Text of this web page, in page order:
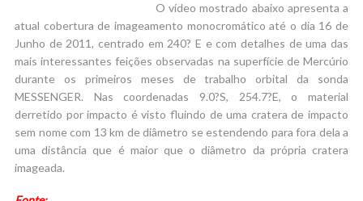
O vídeo mostrado abaixo apresenta a
atual cobertura de imageamento monocromático até o dia 16 de
Junho de 2011, centrado em 240? E e com detalhes de uma das
mais interessantes feições observadas na superfície de Mercúrio
durante os primeiros meses de trabalho orbital da sonda
MESSENGER. Nas coordenadas 9.0?S, 254.7?E, o material
derretido por impacto é visto fluindo de uma cratera de impacto
sem nome com 13 km de diâmetro se estendendo para fora dela a
uma distância que é maior que o diâmetro da própria cratera
imageada.